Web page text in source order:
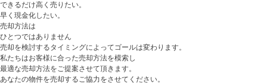
できるだけ高く売りたい。
早く現金化したい。
売却方法は
ひとつではありません
売却を検討するタイミングによってゴールは変わります。
私たちはお客様に合った売却方法を模索し
最適な売却方法をご提案させて頂きます。
あなたの物件を売却するご協力をさせてください。